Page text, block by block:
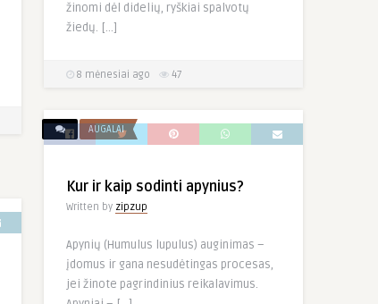
žinomi dėl didelių, ryškiai spalvotų
žiedų. […]
8 mėnesiai ago 47
AUGALAI
Kur ir kaip sodinti apynius?
Written by zipzup
Apynių (Humulus lupulus) auginimas –
įdomus ir gana nesudėtingas procesas,
jei žinote pagrindinius reikalavimus.